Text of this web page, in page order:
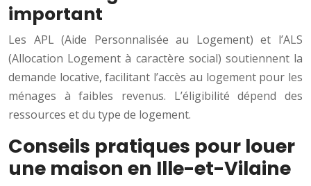
important
Les APL (Aide Personnalisée au Logement) et l’ALS
(Allocation Logement à caractère social) soutiennent la
demande locative, facilitant l’accès au logement pour les
ménages à faibles revenus. L’éligibilité dépend des
ressources et du type de logement.
Conseils pratiques pour louer
une maison en Ille-et-Vilaine